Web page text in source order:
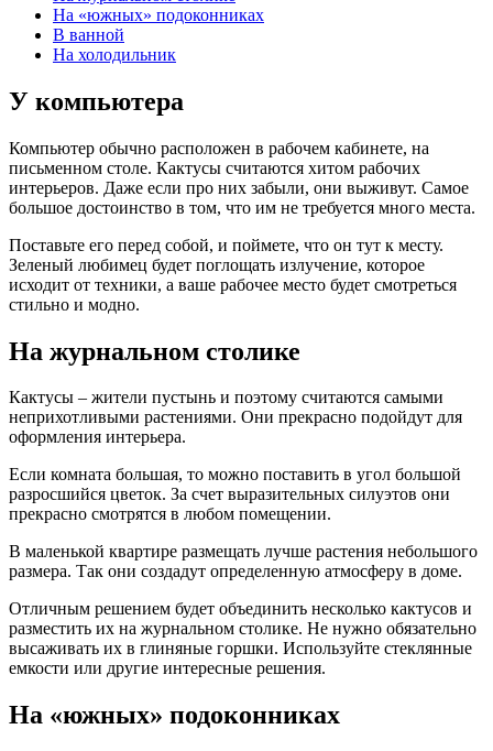
На «южных» подоконниках
В ванной
На холодильник
У компьютера
Компьютер обычно расположен в рабочем кабинете, на
письменном столе. Кактусы считаются хитом рабочих
интерьеров. Даже если про них забыли, они выживут. Самое
большое достоинство в том, что им не требуется много места.
Поставьте его перед собой, и поймете, что он тут к месту.
Зеленый любимец будет поглощать излучение, которое
исходит от техники, а ваше рабочее место будет смотреться
стильно и модно.
На журнальном столике
Кактусы – жители пустынь и поэтому считаются самыми
неприхотливыми растениями. Они прекрасно подойдут для
оформления интерьера.
Если комната большая, то можно поставить в угол большой
разросшийся цветок. За счет выразительных силуэтов они
прекрасно смотрятся в любом помещении.
В маленькой квартире размещать лучше растения небольшого
размера. Так они создадут определенную атмосферу в доме.
Отличным решением будет объединить несколько кактусов и
разместить их на журнальном столике. Не нужно обязательно
высаживать их в глиняные горшки. Используйте стеклянные
емкости или другие интересные решения.
На «южных» подоконниках